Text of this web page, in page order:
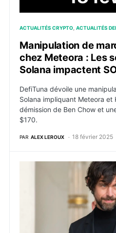
ACTUALITÉS CRYPTO ACTUALITÉS
Manipulation de
chez Meteora : Les
Solana impactent
DefiTuna dévoile une
Solana impliquant Meteora et
démission de Ben Chow et
$170.
PAR ALEX LEROUX 18 février 2025
Jack Dorsey serait